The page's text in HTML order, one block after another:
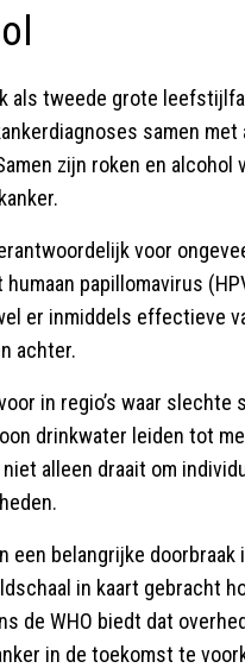
als tweede grote
samen
zijn roken en
voor
papillomavirus
er inmiddels effectieve
achter.
in regio’s waar
drinkwater leiden tot
alleen draait om
een belangrijke
in kaart gebracht
de WHO biedt dat
in de toekomst te